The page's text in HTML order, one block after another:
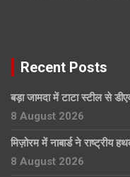
Recent Posts
बड़ा जामदा में टाटा स्टील से
8 August 2026
मिज़ोरम में नाबार्ड ने राष्ट्रीय
8 August 2026